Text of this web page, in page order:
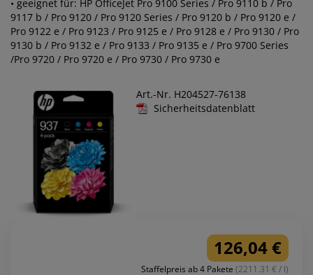
• geeignet für: HP OfficeJet Pro 9100 Series / Pro 9110 b / Pro
9117 b / Pro 9120 / Pro 9120 Series / Pro 9120 b / Pro 9120 e /
Pro 9122 e / Pro 9123 / Pro 9125 e / Pro 9128 e / Pro 9130 / Pro
9130 b / Pro 9132 e / Pro 9133 / Pro 9135 e / Pro 9700 Series
/Pro 9720 / Pro 9720 e / Pro 9730 / Pro 9730 e
Art.-Nr. H204527-76138
Sicherheitsdatenblatt
126,04 €
Staffelpreis ab 4 Pakete (2211.31 € / l)